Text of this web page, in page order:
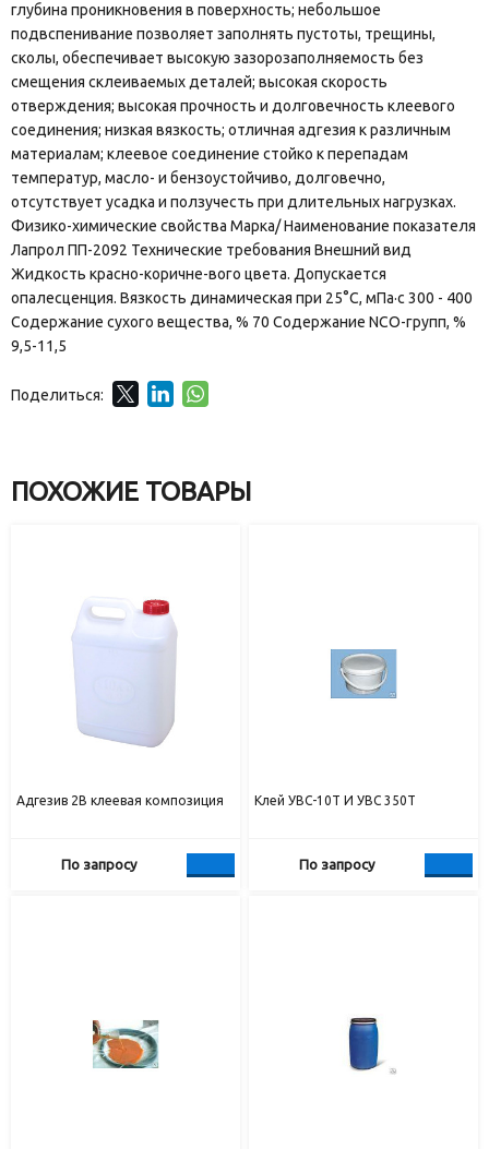
глубина проникновения в поверхность; небольшое
подвспенивание позволяет заполнять пустоты, трещины,
сколы, обеспечивает высокую зазорозаполняемость без
смещения склеиваемых деталей; высокая скорость
отверждения; высокая прочность и долговечность клеевого
соединения; низкая вязкость; отличная адгезия к различным
материалам; клеевое соединение стойко к перепадам
температур, масло- и бензоустойчиво, долговечно,
отсутствует усадка и ползучесть при длительных нагрузках.
Физико-химические свойства Марка/ Наименование показателя
Лапрол ПП-2092 Технические требования Внешний вид
Жидкость красно-коричне-вого цвета. Допускается
опалесценция. Вязкость динамическая при 25°С, мПа·с 300 - 400
Содержание сухого вещества, % 70 Содержание NCO-групп, %
9,5-11,5
Поделиться:
ПОХОЖИЕ ТОВАРЫ
Адгезив 2В клеевая композиция
По запросу
Клей УВС-10Т И УВС 350Т
По запросу